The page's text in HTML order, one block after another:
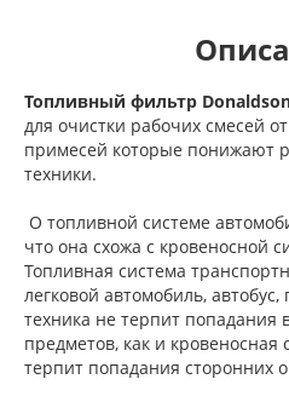
Топливный фильтр
для очистки рабочих смесей
примесей которые понижают
техники.
О топливной системе
что она схожа с кровеносной
Топливная система
легковой автомобиль,
техника не терпит попадания
предметов, как и кровеносная
терпит попадания сторонних